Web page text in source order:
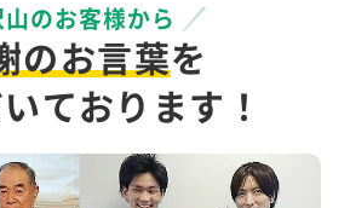
のお客様から
のお言葉を
ております！